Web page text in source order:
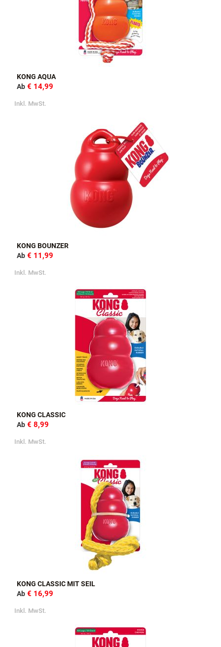
KONG AQUA
Ab € 14,99
Inkl. MwSt.
KONG BOUNZER
Ab € 11,99
Inkl. MwSt.
KONG CLASSIC
Ab € 8,99
Inkl. MwSt.
KONG CLASSIC MIT SEIL
Ab € 16,99
Inkl. MwSt.